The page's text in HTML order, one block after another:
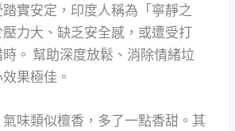
實安定，印度人稱為「寧靜之
力大、缺乏安全感，或遭受打
。 幫助深度放鬆、消除情緒垃
果極佳。
味類似檀香，多了一點香甜。其